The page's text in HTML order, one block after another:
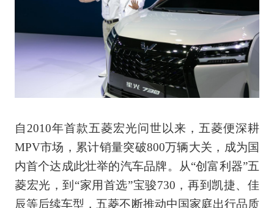
自2010年首款五菱宏光问世以来，五菱便深耕
MPV市场，累计销量突破800万辆大关，成为国
内首个达成此壮举的汽车品牌。从“创富利器”五
菱宏光，到“家用首选”宝骏730，再到凯捷、佳
辰等后续车型，五菱不断推动中国家庭出行品质